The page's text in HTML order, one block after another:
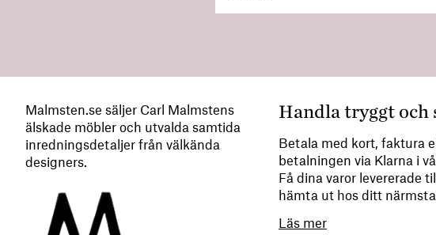
Malmsten.se säljer Carl Malmstens
älskade möbler och utvalda samtida
inredningsdetaljer från välkända
designers.
Handla tryggt och
Betala med kort, faktura
betalningen via Klarna i
Få dina varor levererade
hämta ut hos ditt
Läs mer